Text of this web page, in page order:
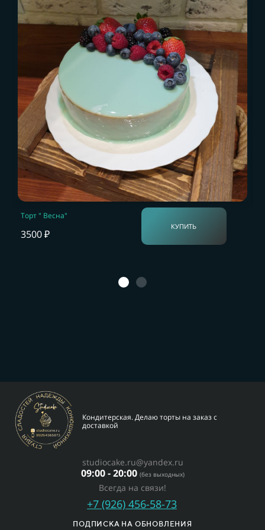
Торт " Весна"
3500 ₽
КУПИТЬ
Кондитерская. Делаю торты на заказ с
доставкой
studiocake.ru@yandex.ru
09:00 - 20:00 (без выходных)
Всегда на связи!
+7 (926) 456-58-73
ПОДПИСКА НА ОБНОВЛЕНИЯ